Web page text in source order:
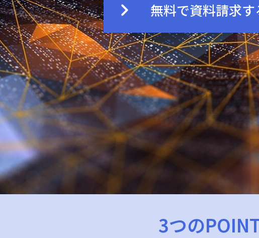
無料で資料請求す
3つの